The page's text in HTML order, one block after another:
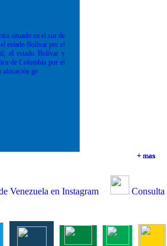
+ mas
+ mas
+ mas
situado en el sur de
estado Bolívar por el
el estado Bolívar y
de Colombia por el
ubicación ge
+ mas
Venezuela en Instagram
Consulta